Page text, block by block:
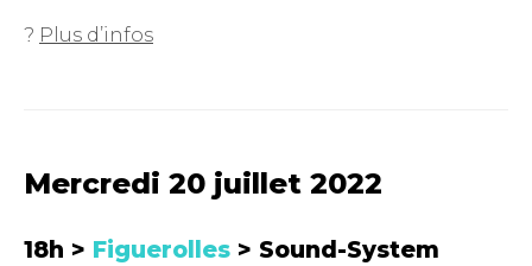
? Plus d’infos
Mercredi 20 juillet 2022
18h > Figuerolles > Sound-System